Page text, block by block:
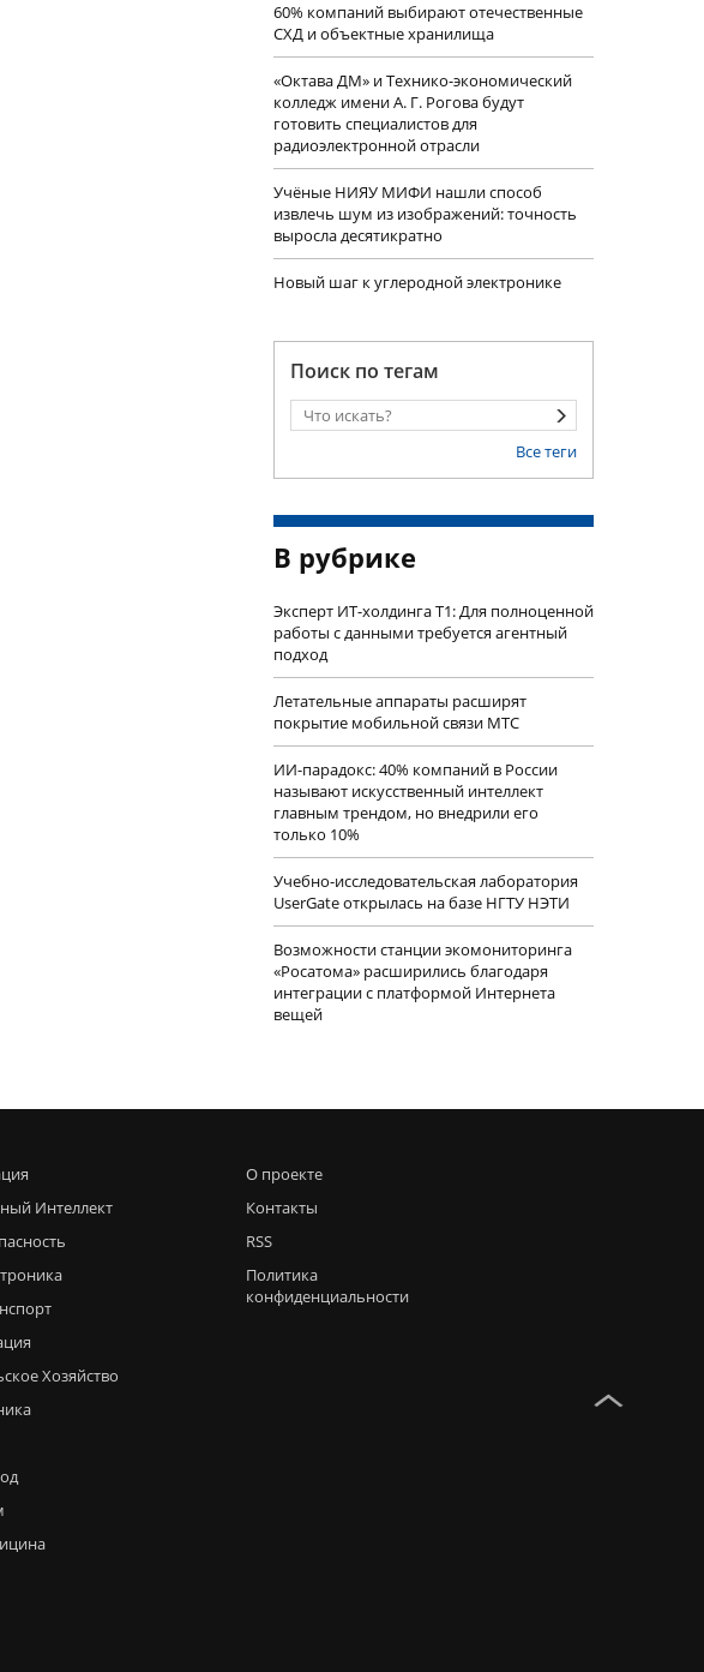
60% компаний выбирают отечественные
СХД и объектные хранилища
«Октава ДМ» и Технико-экономический
колледж имени А. Г. Рогова будут
готовить специалистов для
радиоэлектронной отрасли
Учëные НИЯУ МИФИ нашли способ
извлечь шум из изображений: точность
выросла десятикратно
Новый шаг к углеродной электронике
Поиск по тегам
Все теги
В рубрике
Эксперт ИТ-холдинга Т1: Для полноценной
работы с данными требуется агентный
подход
Летательные аппараты расширят
покрытие мобильной связи МТС
ИИ-парадокс: 40% компаний в России
называют искусственный интеллект
главным трендом, но внедрили его
только 10%
Учебно-исследовательская лаборатория
UserGate открылась на базе НГТУ НЭТИ
Возможности станции экомониторинга
«Росатома» расширились благодаря
интеграции с платформой Интернета
вещей
Интеллект
Хозяйство
О проекте
Контакты
RSS
Политика
конфиденциальности